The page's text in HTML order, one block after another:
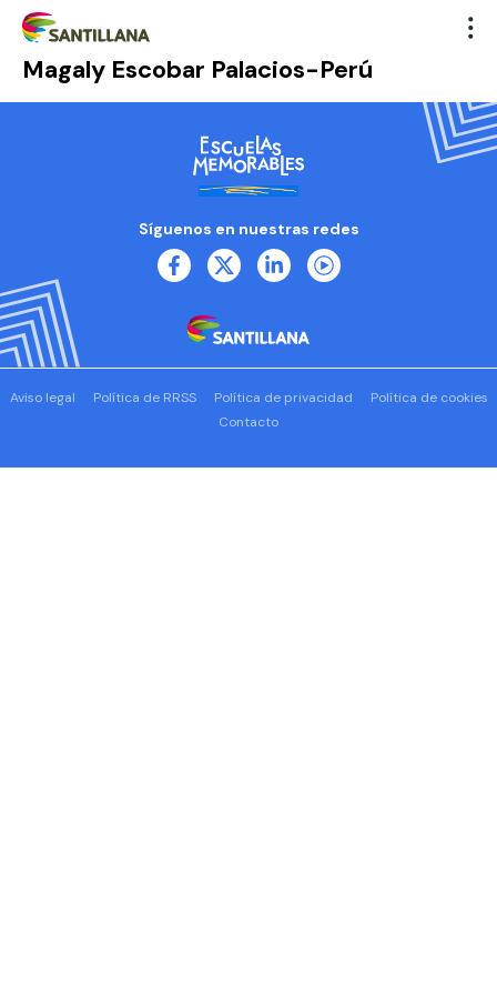
Magaly Escobar Palacios-Perú
Síguenos en nuestras redes
Aviso legal Política de RRSS Política de privacidad
Política de cookies
Contacto